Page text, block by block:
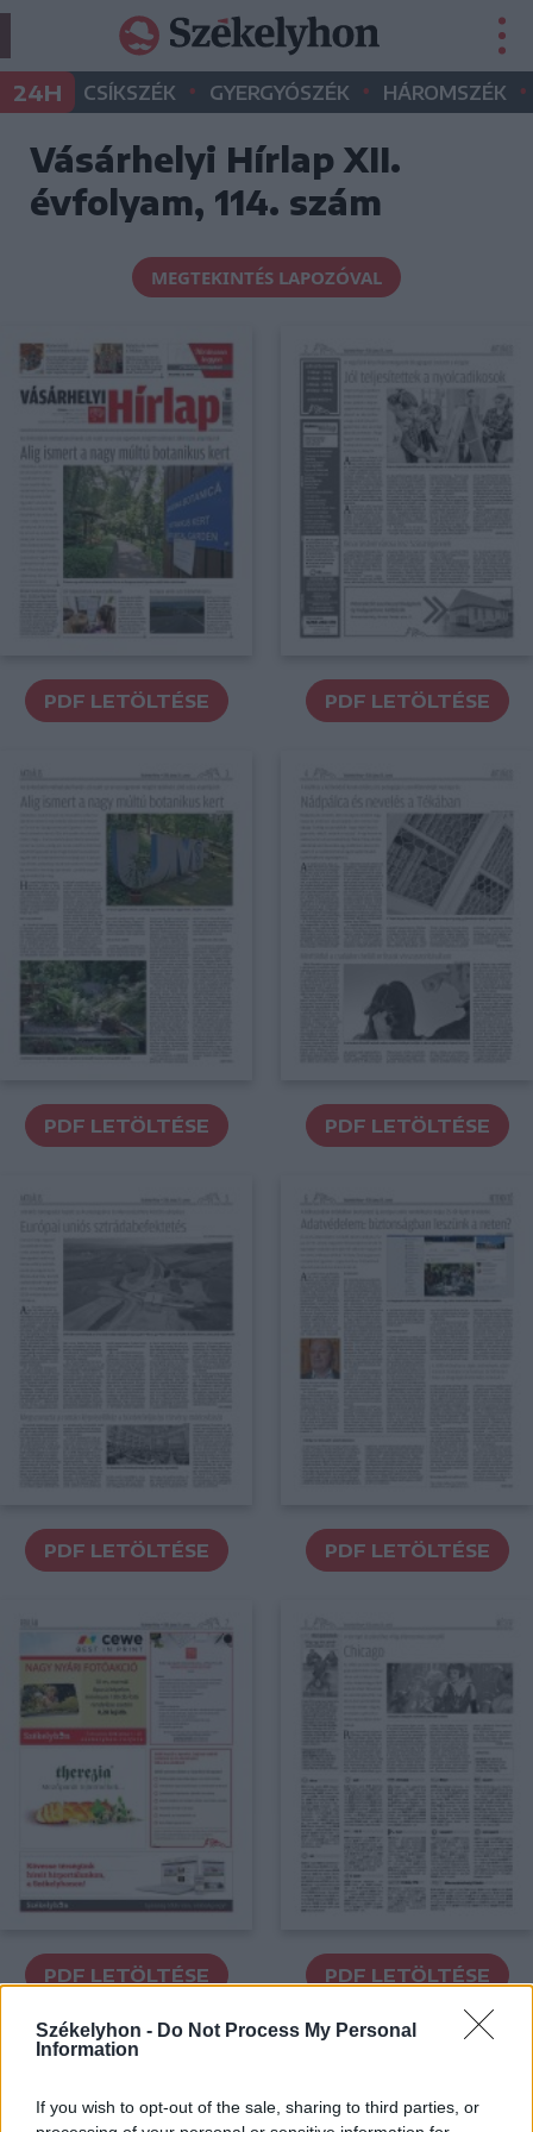
Székelyhon - Do Not Process My Personal
Information
If you wish to opt-out of the sale, sharing to third parties, or
24H CSÍKSZÉK • GYERGYÓSZÉK • HÁROMSZÉK •
Vásárhelyi Hírlap XII.
évfolyam, 114. szám
MEGTEKINTÉS LAPOZÓVAL
PDF LETÖLTÉSE PDF LETÖLTÉSE
PDF LETÖLTÉSE PDF LETÖLTÉSE
PDF LETÖLTÉSE PDF LETÖLTÉSE
PDF LETÖLTÉSE PDF LETÖLTÉSE